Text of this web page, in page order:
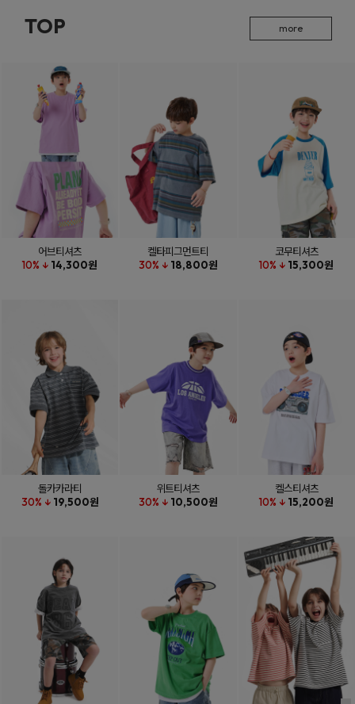
TOP more
어브티셔츠
10% ↓ 14,300원
켈타피그먼트티
30% ↓ 18,800원
코무티셔츠
10% ↓ 15,300원
돌카카라티
30% ↓ 19,500원
위트티셔츠
30% ↓ 10,500원
켈스티셔츠
10% ↓ 15,200원